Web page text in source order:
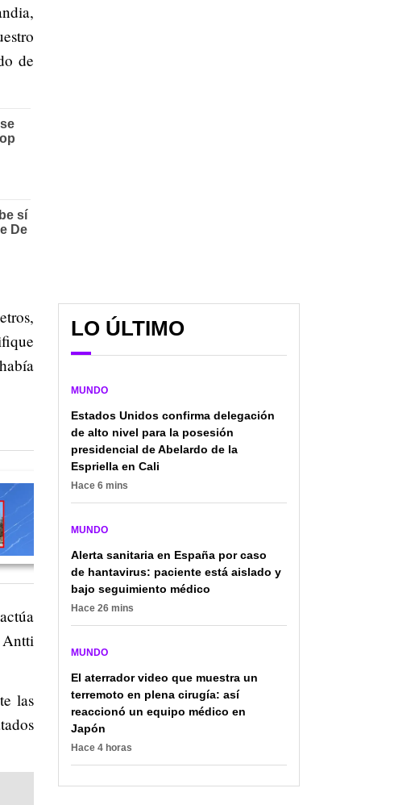
de
[Video] Israel reportó
violento ataque a
impactantes imágenes
las
LO ÚLTIMO
MUNDO
Estados Unidos confirma delegación
de alto nivel para la posesión
presidencial de Abelardo de la
Espriella en Cali
Hace 6 mins
MUNDO
Alerta sanitaria en España por caso
de hantavirus: paciente está aislado y
bajo seguimiento médico
Hace 26 mins
MUNDO
El aterrador video que muestra un
terremoto en plena cirugía: así
reaccionó un equipo médico en
Japón
Hace 4 horas